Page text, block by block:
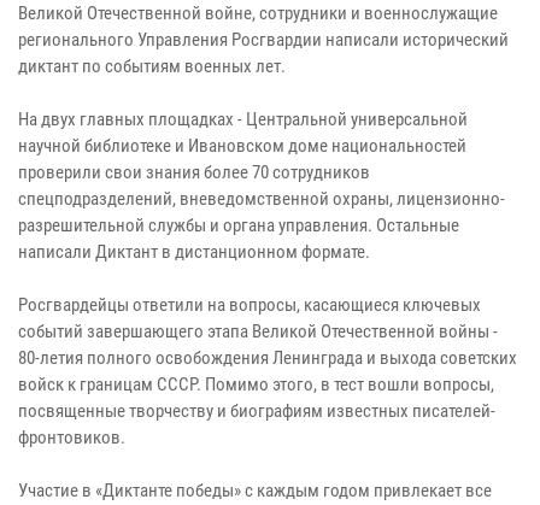
Великой Отечественной войне, сотрудники и военнослужащие
регионального Управления Росгвардии написали исторический
диктант по событиям военных лет.
На двух главных площадках - Центральной универсальной
научной библиотеке и Ивановском доме национальностей
проверили свои знания более 70 сотрудников
спецподразделений, вневедомственной охраны, лицензионно-
разрешительной службы и органа управления. Остальные
написали Диктант в дистанционном формате.
Росгвардейцы ответили на вопросы, касающиеся ключевых
событий завершающего этапа Великой Отечественной войны -
80-летия полного освобождения Ленинграда и выхода советских
войск к границам СССР. Помимо этого, в тест вошли вопросы,
посвященные творчеству и биографиям известных писателей-
фронтовиков.
Участие в «Диктанте победы» с каждым годом привлекает все